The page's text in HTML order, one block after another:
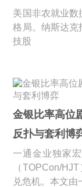
美国非农就业数
格局。纳斯达克
技股
金银比率高位
反扑与套利博
一通金业独家
（TOPCon/
兑危机。本文由